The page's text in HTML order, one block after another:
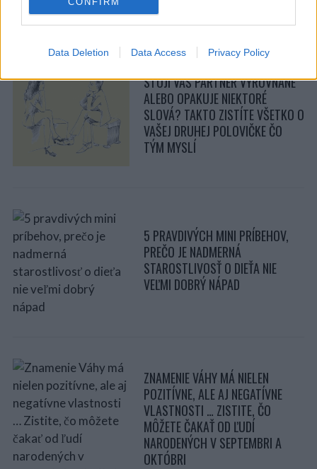
Data Deletion Data Access Privacy Policy
STOJÍ VÁŠ PARTNER VYROVNANE
ALEBO OPAKUJE NIEKTORÉ
SLOVÁ? TAKTO ZISTÍTE VŠETKO O
VAŠEJ DRUHEJ POLOVIČKE ČO
TÝM MYSLÍ
5 PRAVDIVÝCH MINI PRÍBEHOV,
PREČO JE NADMERNÁ
STAROSTLIVOSŤ O DIEŤA NIE
VEĽMI DOBRÝ NÁPAD
ZNAMENIE VÁHY MÁ NIELEN
POZITÍVNE, ALE AJ NEGATÍVNE
VLASTNOSTI … ZISTITE, ČO
MÔŽETE ČAKAŤ OD ĽUDÍ
NARODENÝCH V SEPTEMBRI A
OKTÓBRI